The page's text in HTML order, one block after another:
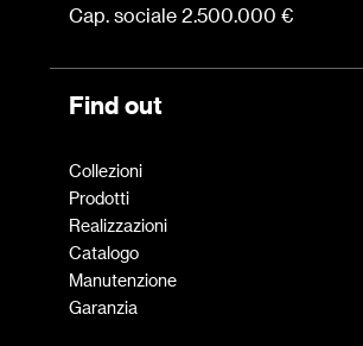
Cap. sociale 2.500.000 €
Find out
Collezioni
Prodotti
Realizzazioni
Catalogo
Manutenzione
Garanzia